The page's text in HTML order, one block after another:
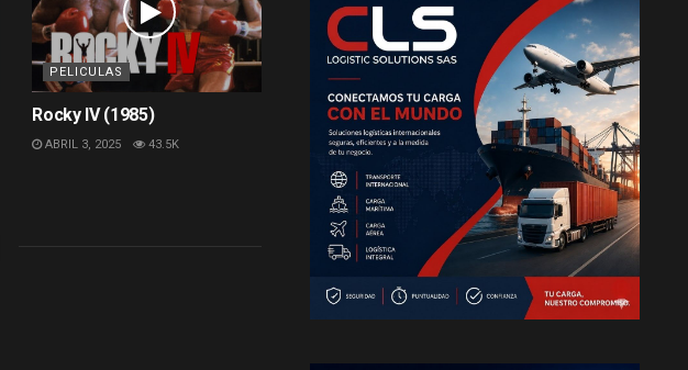
PELICULAS
Rocky IV (1985)
ABRIL 3, 2025 43.5K